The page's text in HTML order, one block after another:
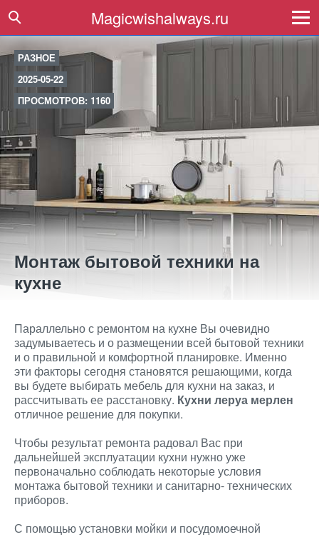
Magicwishalways.ru
РАЗНОЕ
2025-05-22
ПРОСМОТРОВ: 1160
Монтаж бытовой техники на
кухне
Параллельно с ремонтом на кухне Вы очевидно
задумываетесь и о размещении всей бытовой техники
и о правильной и комфортной планировке. Именно
эти факторы сегодня становятся решающими, когда
вы будете выбирать мебель для кухни на заказ, и
рассчитывать ее расстановку. Кухни леруа мерлен
отличное решение для покупки.
Чтобы результат ремонта радовал Вас при
дальнейшей эксплуатации кухни нужно уже
первоначально соблюдать некоторые условия
монтажа бытовой техники и санитарно- технических
приборов.
С помощью установки мойки и посудомоечной